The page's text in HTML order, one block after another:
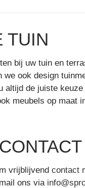
TUIN
bij uw tuin en
ook design
altijd de juiste
meubels op maat
vrijblijvend contact
ons via